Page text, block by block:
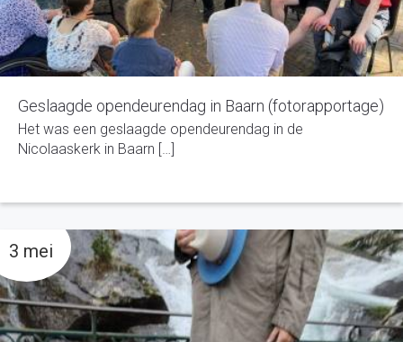
Geslaagde opendeurendag in Baarn (fotorapportage)
Het was een geslaagde opendeurendag in de
Nicolaaskerk in Baarn […]
3 mei